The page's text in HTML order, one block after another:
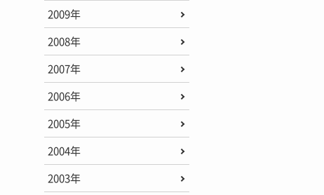
2009年
2008年
2007年
2006年
2005年
2004年
2003年